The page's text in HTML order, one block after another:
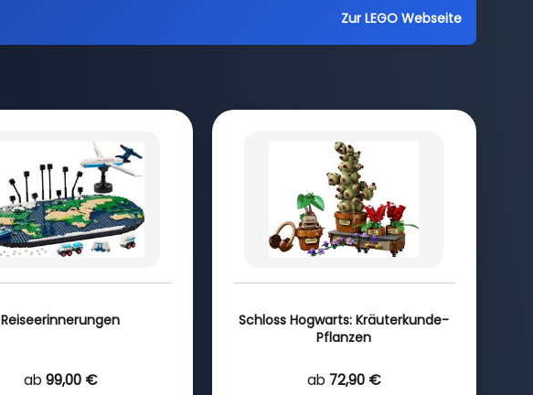
Zur LEGO Webseite
Reiseerinnerungen
ab 99,00 €
Schloss Hogwarts: Kräuterkunde-
Pflanzen
ab 72,90 €